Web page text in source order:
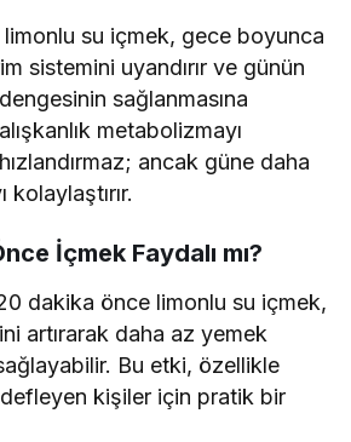
limonlu su içmek, gece boyunca
sistemini uyandırır ve günün
sağlanmasına
metabolizmayı
ancak güne daha
kolaylaştırır.
İçmek Faydalı mı?
dakika önce limonlu su içmek,
artırarak daha az yemek
Bu etki, özellikle
kişiler için pratik bir